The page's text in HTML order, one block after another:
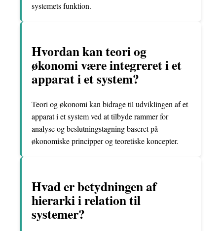
systemets funktion.
Hvordan kan teori og
økonomi være integreret i et
apparat i et system?
Teori og økonomi kan bidrage til udviklingen af et
apparat i et system ved at tilbyde rammer for
analyse og beslutningstagning baseret på
økonomiske principper og teoretiske koncepter.
Hvad er betydningen af
hierarki i relation til
systemer?